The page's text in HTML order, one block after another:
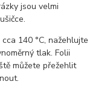
jsou velmi
140 °C, nažehlujte
tlak. Folii
můžete přežehlit